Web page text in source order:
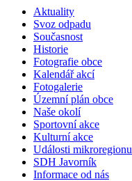
Aktuality
Svoz odpadu
Současnost
Historie
Fotografie obce
Kalendář akcí
Fotogalerie
Územní plán obce
Naše okolí
Sportovní akce
Kulturní akce
Události mikroregionu
SDH Javorník
Informace od nás